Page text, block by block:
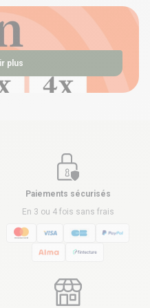
plus
Paiements sécurisés
En 3 ou 4 fois sans frais